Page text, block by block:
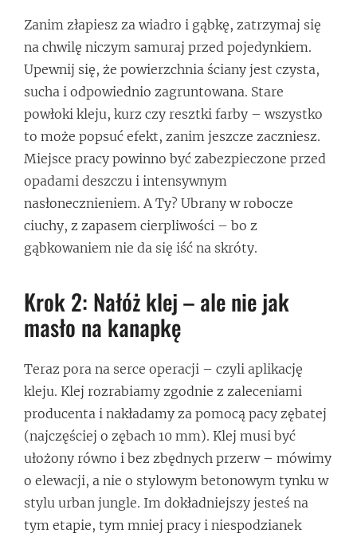
Zanim złapiesz za wiadro i gąbkę, zatrzymaj się
na chwilę niczym samuraj przed pojedynkiem.
Upewnij się, że powierzchnia ściany jest czysta,
sucha i odpowiednio zagruntowana. Stare
powłoki kleju, kurz czy resztki farby – wszystko
to może popsuć efekt, zanim jeszcze zaczniesz.
Miejsce pracy powinno być zabezpieczone przed
opadami deszczu i intensywnym
nasłonecznieniem. A Ty? Ubrany w robocze
ciuchy, z zapasem cierpliwości – bo z
gąbkowaniem nie da się iść na skróty.
Krok 2: Nałóż klej – ale nie jak
masło na kanapkę
Teraz pora na serce operacji – czyli aplikację
kleju. Klej rozrabiamy zgodnie z zaleceniami
producenta i nakładamy za pomocą pacy zębatej
(najczęściej o zębach 10 mm). Klej musi być
ułożony równo i bez zbędnych przerw – mówimy
o elewacji, a nie o stylowym betonowym tynku w
stylu urban jungle. Im dokładniejszy jesteś na
tym etapie, tym mniej pracy i niespodzianek